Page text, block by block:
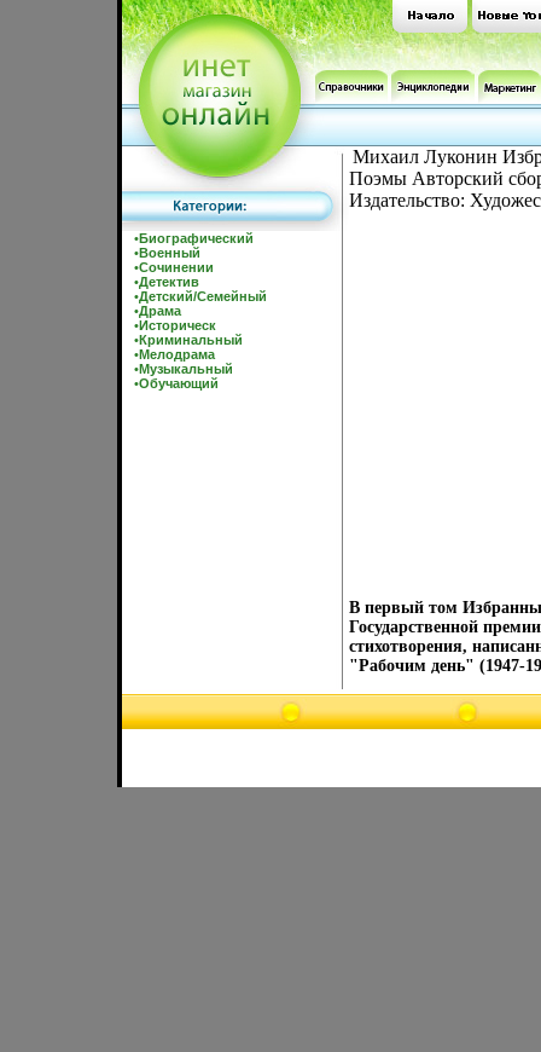
•Биографический
•Военный
•Сочинении
•Детектив
•Детский/Семейный
•Драма
•Историческ
•Криминальный
•Мелодрама
•Музыкальный
•Обучающий
Михаил Луконин
Поэмы Авторский
Издательство:
В первый том
Государственной
стихотворения,
"Рабочим день" (1947-